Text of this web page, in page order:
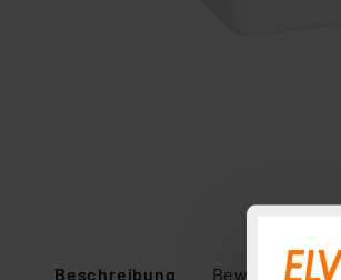
Beschreibung Bewertung